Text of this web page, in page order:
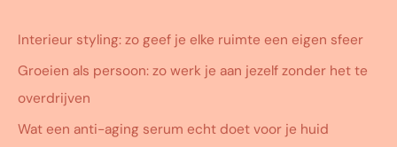
Interieur styling: zo geef je elke ruimte een eigen sfeer
Groeien als persoon: zo werk je aan jezelf zonder het te
overdrijven
Wat een anti-aging serum echt doet voor je huid